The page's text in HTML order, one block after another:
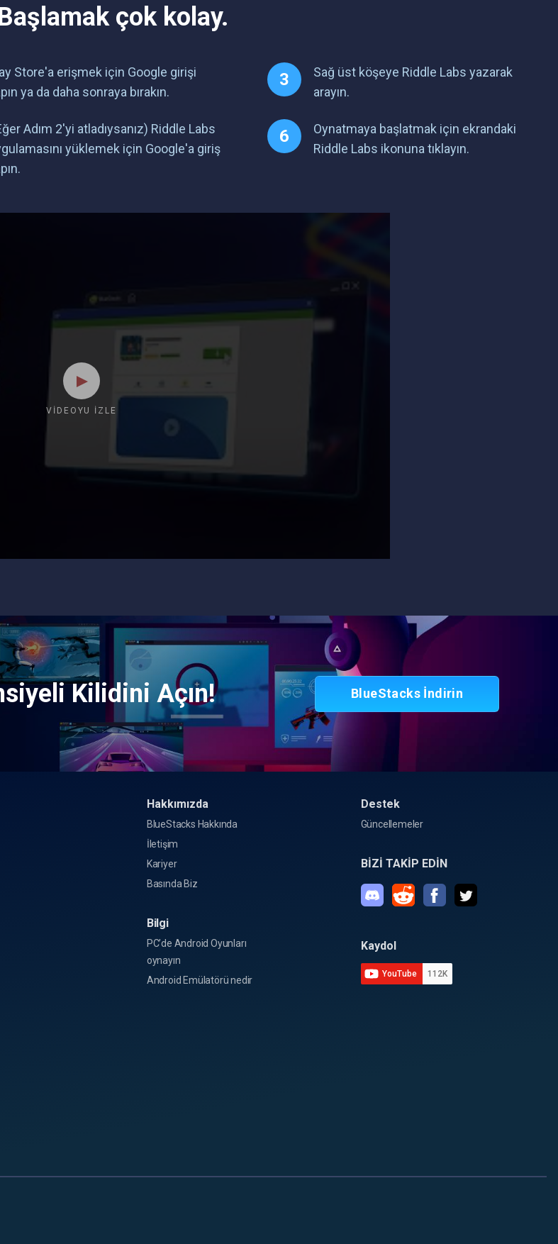
çok kolay.
Store'a erişmek için Google girişi
ya da daha sonraya bırakın.
Sağ üst köşeye Riddle Labs yazarak
arayın.
Adım 2'yi atladıysanız) Riddle Labs
yüklemek için Google'a giriş
Oynatmaya başlatmak için ekrandaki
Riddle Labs ikonuna tıklayın.
VIDEOYU İZLE
Kilidini Açın! BlueStacks İndirin
Hakkımızda
BlueStacks Hakkında
İletişim
Kariyer
Basında Biz
Bilgi
PC’de Android Oyunları
oynayın
Android Emülatörü nedir
Destek
Güncellemeler
BİZİ TAKİP EDİN
Kaydol
YouTube 112K